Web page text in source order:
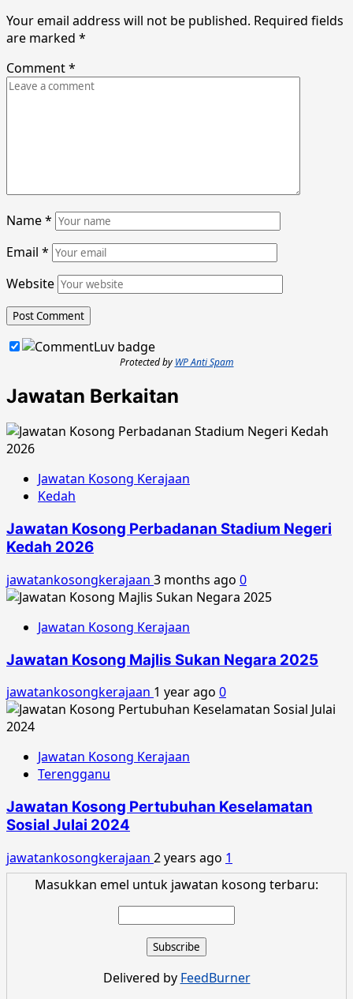
Your email address will not be published. Required fields
are marked *
Comment*
Name*
Email *
Website
Protected by WP Anti Spam
Jawatan Berkaitan
Jawatan Kosong Kerajaan
Kedah
Jawatan Kosong Perbadanan Stadium Negeri
Kedah 2026
jawatankosongkerajaan 3 months ago 0
Jawatan Kosong Kerajaan
Jawatan Kosong Majlis Sukan Negara 2025
jawatankosongkerajaan 1 year ago 0
Jawatan Kosong Kerajaan
Terengganu
Jawatan Kosong Pertubuhan Keselamatan
Sosial Julai 2024
jawatankosongkerajaan 2 years ago 1
Masukkan emel untuk jawatan kosong terbaru:
Delivered by FeedBurner